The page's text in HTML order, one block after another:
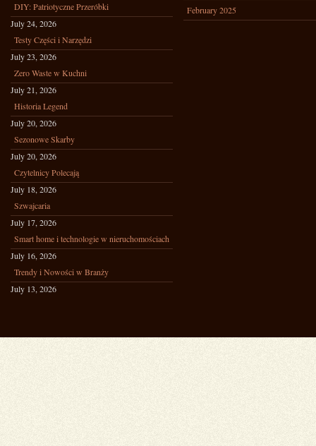
DIY: Patriotyczne Przeróbki
July 24, 2026
Testy Części i Narzędzi
July 23, 2026
Zero Waste w Kuchni
July 21, 2026
Historia Legend
July 20, 2026
Sezonowe Skarby
July 20, 2026
Czytelnicy Polecają
July 18, 2026
Szwajcaria
July 17, 2026
Smart home i technologie w nieruchomościach
July 16, 2026
Trendy i Nowości w Branży
July 13, 2026
February 2025